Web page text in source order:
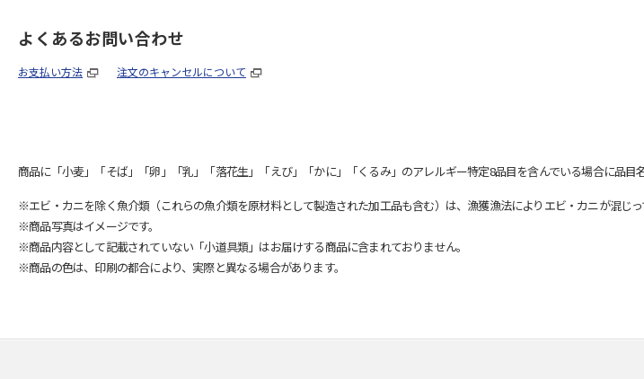
よくあるお問い合わせ
お支払い方法 注文のキャンセルについて
商品に「小麦」「そば」「卵」「乳」「落花生」「えび」「かに」「くるみ」のアレルギー特定8品目を含んでいる場合に品目
※エビ・カニを除く魚介類（これらの魚介類を原材料として製造された加工品も含む）は、漁獲漁法によりエビ・カニが混じ
※商品写真はイメージです。
※商品内容として記載されていない「小道具類」はお届けする商品に含まれておりません。
※商品の色は、印刷の都合により、実際と異なる場合があります。